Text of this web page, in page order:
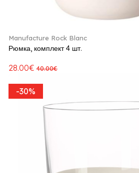
Manufacture Rock Blanc
Рюмка, комплект 4 шт.
28.00€ 40.00€
-30%